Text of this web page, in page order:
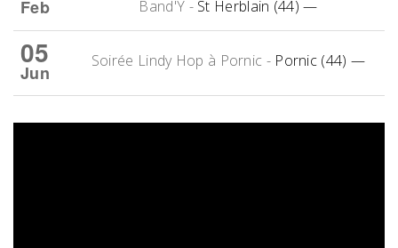
Feb
Band'Y - St Herblain (44) —
05
Jun
Soirée Lindy Hop à Pornic - Pornic (44) —